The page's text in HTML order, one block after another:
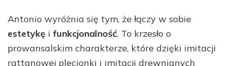
Antonio wyróżnia się tym, że łączy w sobie
estetykę i funkcjonalność. To krzesło o
prowansalskim charakterze, które dzięki imitacji
rattanowej plecionki i imitacji drewnianych